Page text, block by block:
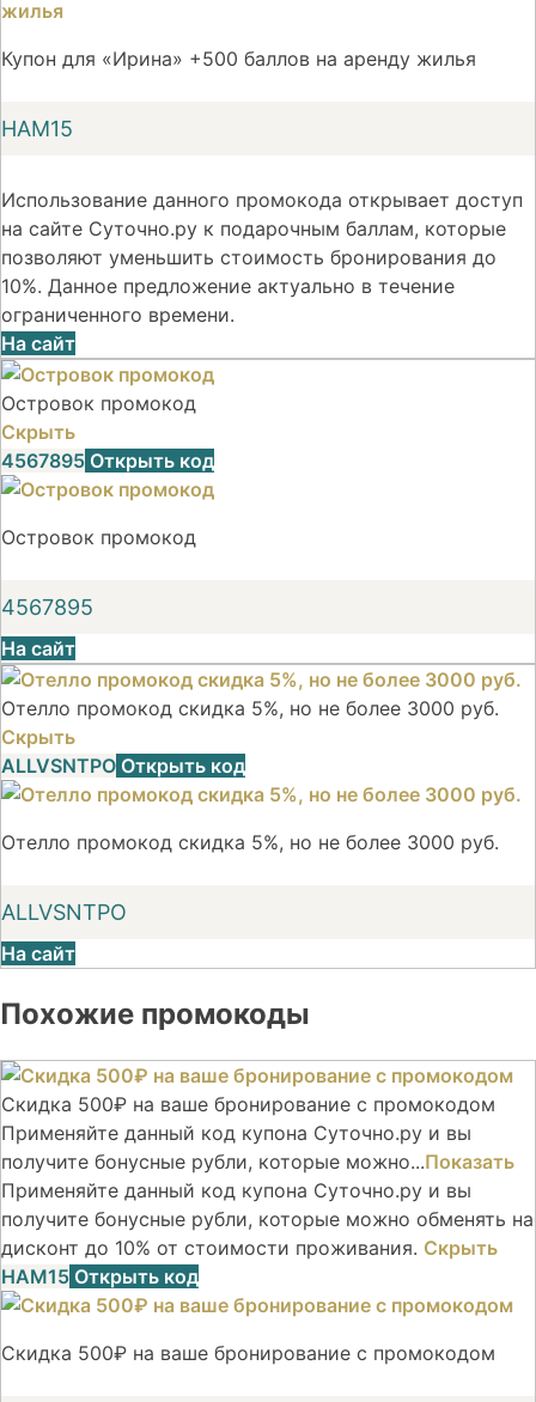
Купон для «Ирина» +500 баллов на аренду жилья
НАМ15
Использование данного промокода открывает доступ
на сайте Суточно.ру к подарочным баллам, которые
позволяют уменьшить стоимость бронирования до
10%. Данное предложение актуально в течение
ограниченного времени.
На сайт
Островок промокод
Скрыть
4567895 Открыть код
Островок промокод
4567895
На сайт
Отелло промокод скидка 5%, но не более 3000 руб.
Скрыть
ALLVSNTPO Открыть код
Отелло промокод скидка 5%, но не более 3000 руб.
ALLVSNTPO
На сайт
Похожие промокоды
Скидка 500₽ на ваше бронирование с промокодом
Применяйте данный код купона Суточно.ру и вы
получите бонусные рубли, которые можно...Показать
Применяйте данный код купона Суточно.ру и вы
получите бонусные рубли, которые можно обменять на
дисконт до 10% от стоимости проживания. Скрыть
НАМ15 Открыть код
Скидка 500₽ на ваше бронирование с промокодом